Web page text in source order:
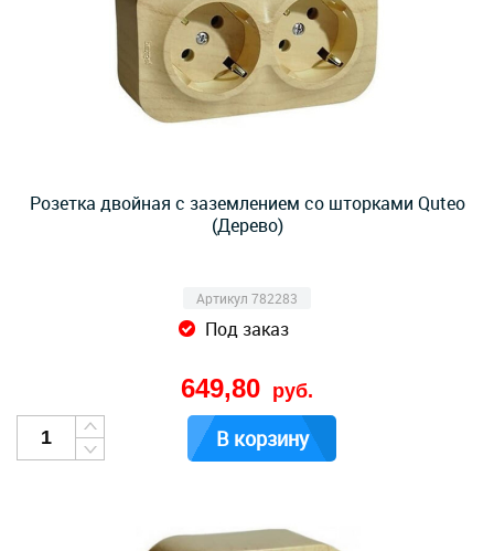
Розетка двойная с заземлением со шторками Quteo
(Дерево)
Артикул 782283
Под заказ
649,80 руб.
В корзину